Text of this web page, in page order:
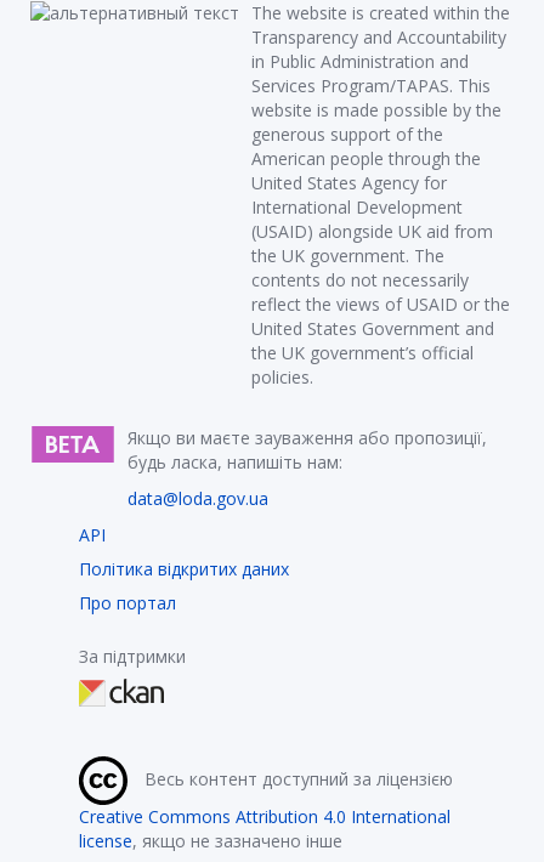
The website is created within the
Transparency and Accountability
in Public Administration and
Services Program/TAPAS. This
website is made possible by the
generous support of the
American people through the
United States Agency for
International Development
(USAID) alongside UK aid from
the UK government. The
contents do not necessarily
reflect the views of USAID or the
United States Government and
the UK government’s official
policies.
Якщо ви маєте зауваження або пропозиції,
будь ласка, напишіть нам:
data@loda.gov.ua
API
Політика відкритих даних
Про портал
За підтримки
Весь контент доступний за ліцензією
Creative Commons Attribution 4.0 International
license, якщо не зазначено інше